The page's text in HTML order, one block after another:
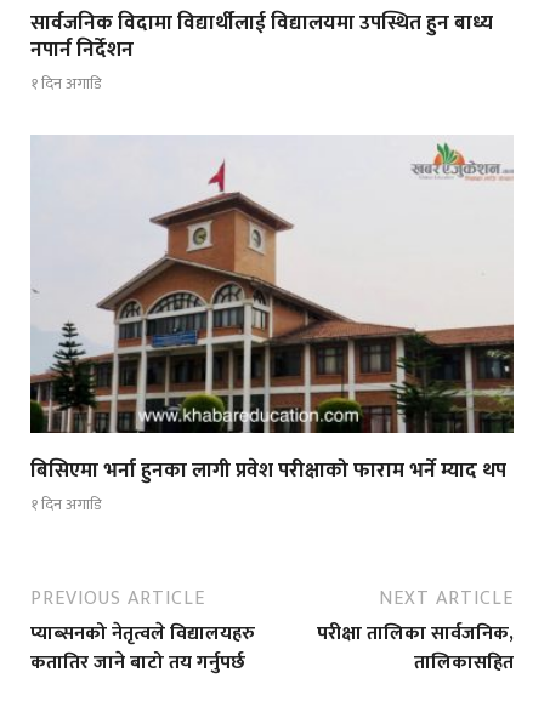
सार्वजनिक विदामा विद्यार्थीलाई विद्यालयमा उपस्थित हुन बाध्य
नपार्न निर्देशन
१ दिन अगाडि
बिसिएमा भर्ना हुनका लागी प्रवेश परीक्षाको फाराम भर्ने म्याद थप
१ दिन अगाडि
PREVIOUS ARTICLE
प्याब्सनको नेतृत्वले विद्यालयहरु
कतातिर जाने बाटो तय गर्नुपर्छ
NEXT ARTICLE
परीक्षा तालिका सार्वजनिक,
तालिकासहित